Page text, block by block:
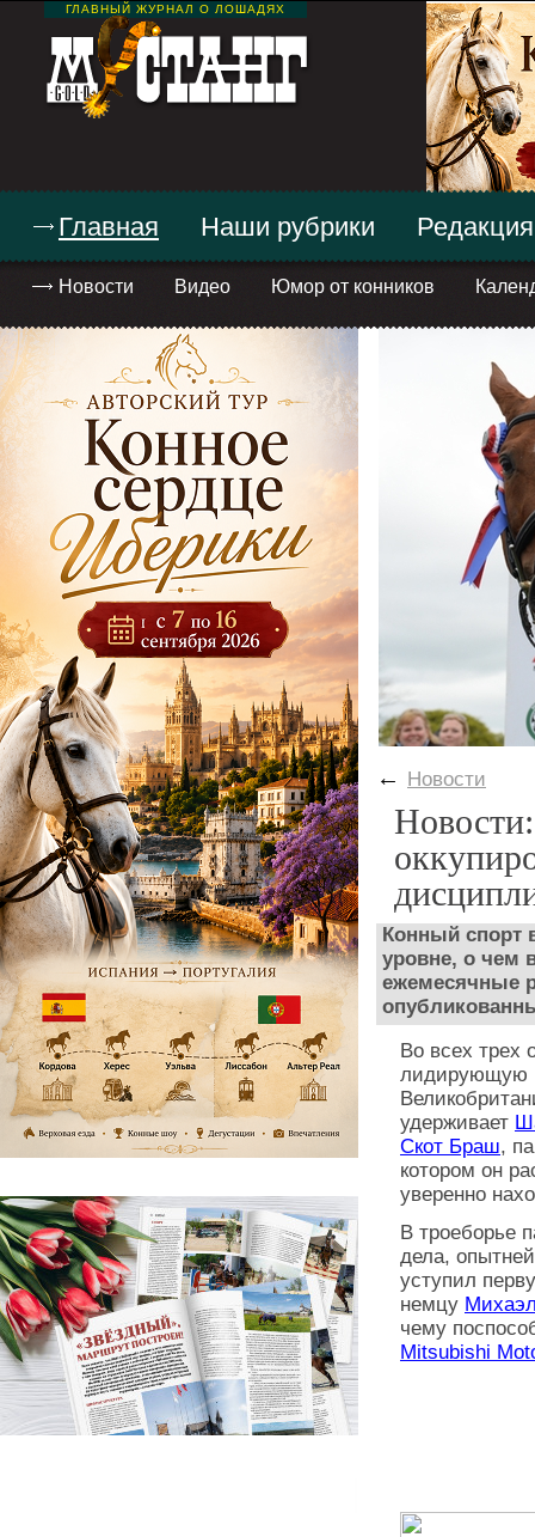
ГЛАВНЫЙ ЖУРНАЛ О ЛОШАДЯХ
Главная
Новости Видео Юмор от конников
Наши рубрики Редакция
← Новости
Конный спорт
уровне, о чем
ежемесячные
Во всех трех
лидирующую
удерживает
Скот Браш,
котором он
уверенно
В троеборье
дела,
уступил
немцу
чему
Mitsubishi